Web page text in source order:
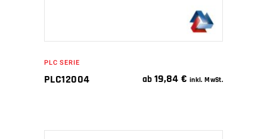
PLC SERIE
PLC12004 ab 19,84€ inkl. MwSt.